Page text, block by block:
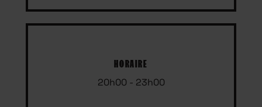
HORAIRE
20h00 - 23h00